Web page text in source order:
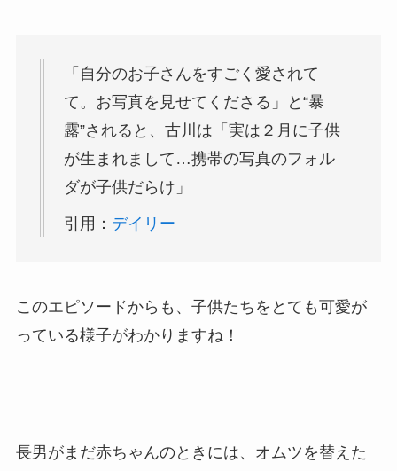
「自分のお子さんをすごく愛されて
て。お写真を見せてくださる」と“暴
露”されると、古川は「実は２月に子供
が生まれまして…携帯の写真のフォル
ダが子供だらけ」
引用： デイリー
このエピソードからも、子供たちをとても可愛が
っている様子がわかりますね！
長男がまだ赤ちゃんのときには、オムツを替えた